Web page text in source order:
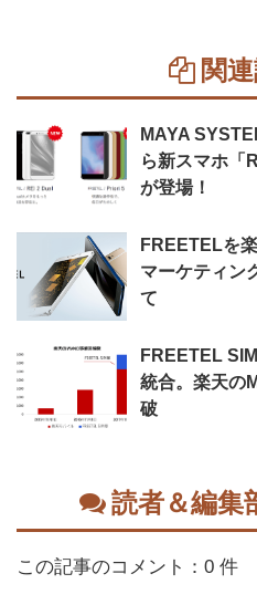
関
MAYA
ら新スマホ「
が登場！
FREETELを
マーケティン
て
FREETEL
統合。楽天の
破
読者＆編集
この記事のコメント：0 件